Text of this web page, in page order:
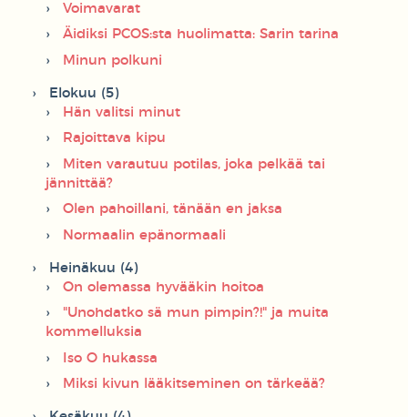
Voimavarat
Äidiksi PCOS:sta huolimatta: Sarin tarina
Minun polkuni
Elokuu (5)
Hän valitsi minut
Rajoittava kipu
Miten varautuu potilas, joka pelkää tai
jännittää?
Olen pahoillani, tänään en jaksa
Normaalin epänormaali
Heinäkuu (4)
On olemassa hyvääkin hoitoa
"Unohdatko sä mun pimpin?!" ja muita
kommelluksia
Iso O hukassa
Miksi kivun lääkitseminen on tärkeää?